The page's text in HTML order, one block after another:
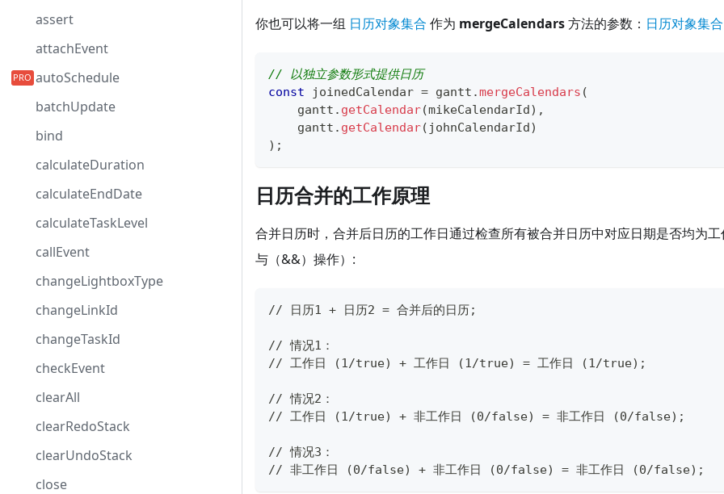
assert
attachEvent
autoSchedule
batchUpdate
bind
calculateDuration
calculateEndDate
calculateTaskLevel
callEvent
changeLightboxType
changeLinkId
changeTaskId
checkEvent
clearAll
clearRedoStack
clearUndoStack
close
你也可以将一组 日历对象集合 作为 mergeCalendars方法的参数： 日历对象集合
// 以独立参数形式提供日历
const joinedCalendar = gantt .mergeCalendars (
    gantt
. getCalendar(mikeCalendarId ) ,
    gantt
. getCalendar( johnCalendarId )
) ;
日历合并的工作原理
合并日历时，合并后日历的工作日通过检查所有被合并日历中对应日期是否均为
与（&&）操作）:
// 日历1 + 日历2 = 合并后的日历;
// 情况1：
// 工作日 (1/true) + 工作日 (1/true) = 工作日 (1/true);
// 情况2：
// 工作日 (1/true) + 非工作日 (0/false) = 非工作日 (0/false);
// 情况3：
// 非工作日 (0/false) + 非工作日 (0/false) = 非工作日 (0/false);